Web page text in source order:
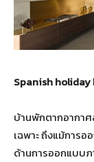
Spanish holiday
บ้านพักตากอากา
เฉพาะ ถึงแม้การ
ด้านการออกแบบ